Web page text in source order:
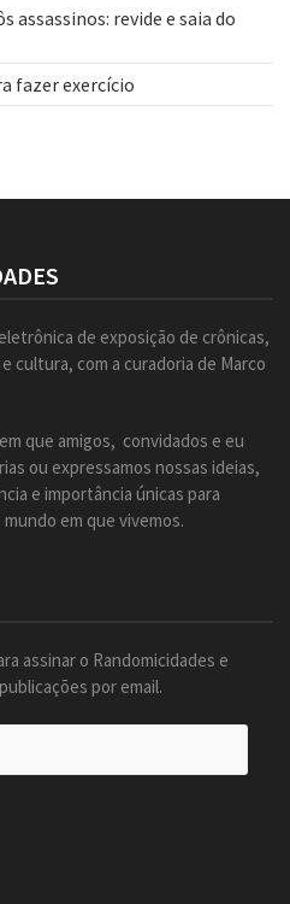
assassinos: revide e saia do
fazer exercício
de exposição de crônicas,
cultura, com a curadoria de Marco
que amigos, convidados e eu
ou expressamos nossas ideias,
e importância únicas para
em que vivemos.
assinar o Randomicidades e
por email.